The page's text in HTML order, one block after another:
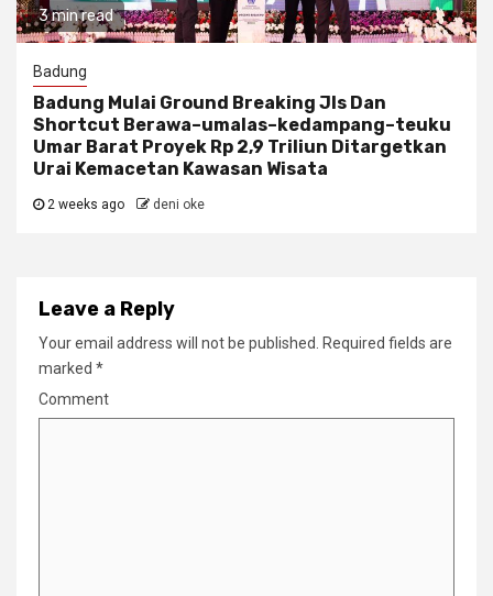
3 min read
Badung
Badung Mulai Ground Breaking Jls Dan
Shortcut Berawa–umalas–kedampang–teuku
Umar Barat Proyek Rp 2,9 Triliun Ditargetkan
Urai Kemacetan Kawasan Wisata
2 weeks ago deni oke
Leave a Reply
Your email address will not be published.
Required fields are
marked *
Comment